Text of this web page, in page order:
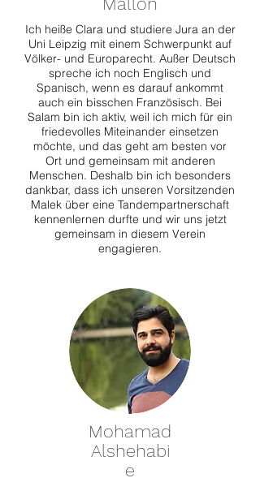
Ich heiße Clara und studiere Jura an der
Uni Leipzig mit einem Schwerpunkt auf
Völker- und Europarecht. Außer Deutsch
spreche ich noch Englisch und
Spanisch, wenn es darauf ankommt
auch ein bisschen Französisch. Bei
Salam bin ich aktiv, weil ich mich für ein
friedevolles Miteinander einsetzen
möchte, und das geht am besten vor
Ort und gemeinsam mit anderen
Menschen. Deshalb bin ich besonders
dankbar, dass ich unseren Vorsitzenden
Malek über eine Tandempartnerschaft
kennenlernen durfte und wir uns jetzt
gemeinsam in diesem Verein
engagieren.
Mohamad
Alshehabi
e